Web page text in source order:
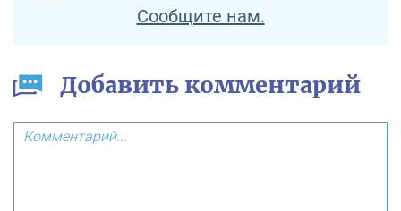
Сообщите нам.
Добавить комментарий